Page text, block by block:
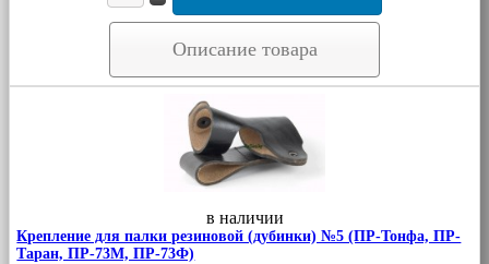
Описание товара
в наличии
Крепление для палки резиновой (дубинки) №5 (ПР-Тонфа, ПР-
Таран, ПР-73М, ПР-73Ф)